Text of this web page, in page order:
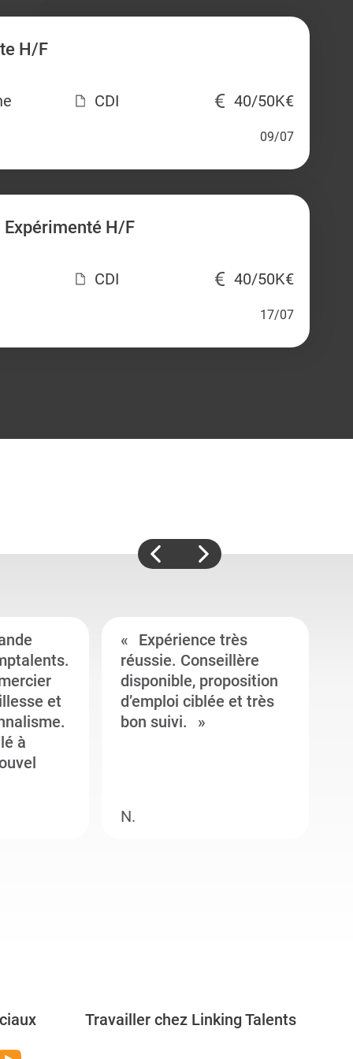
H/F
CDI 40/50K€
09/07
H/F
CDI 40/50K€
17/07
et
à
Expérience très
réussie. Conseillère
disponible, proposition
d’emploi ciblée et très
bon suivi.
N.
Travailler chez Linking Talents